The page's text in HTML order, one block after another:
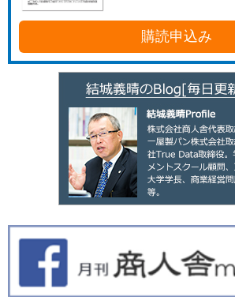
購読申込み